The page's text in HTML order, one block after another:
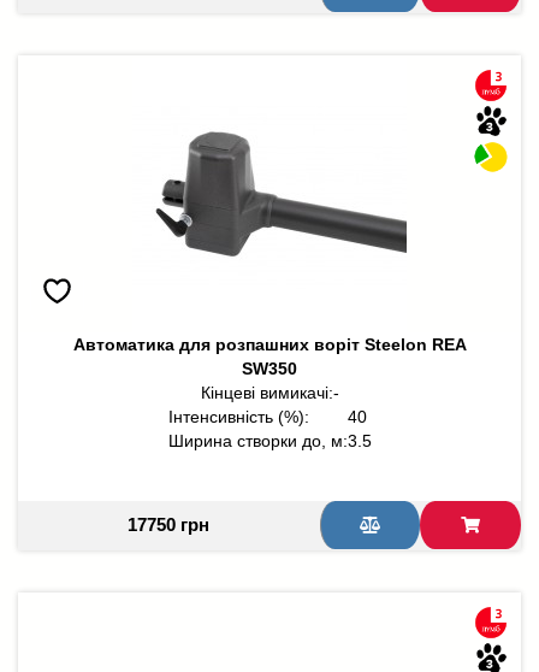
Автоматика для розпашних воріт Steelon REA
SW350
Кінцеві вимикачі:-
Інтенсивність (%):
40
Ширина створки до, м:3.5
17750 грн